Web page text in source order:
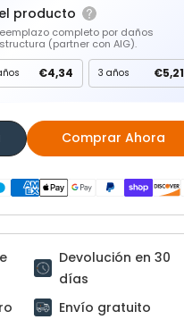
producto
completo por daños
(partner con AIG).
€4,34 3 años €5,21
Comprar Ahora
Devolución en 30
días
Envío gratuito